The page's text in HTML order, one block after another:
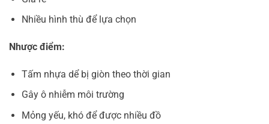
Nhiều hình thù để lựa chọn
Nhược điểm:
Tấm nhựa dể bị giòn theo thời gian
Gây ô nhiễm môi trường
Mỏng yếu, khó để được nhiều đồ